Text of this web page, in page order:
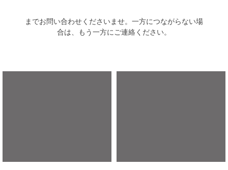
までお問い合わせくださいませ。一方につながらない場
合は、もう一方にご連絡ください。